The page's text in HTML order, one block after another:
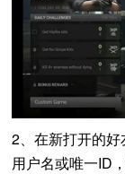
2、在新打开的
用户名或唯一ID